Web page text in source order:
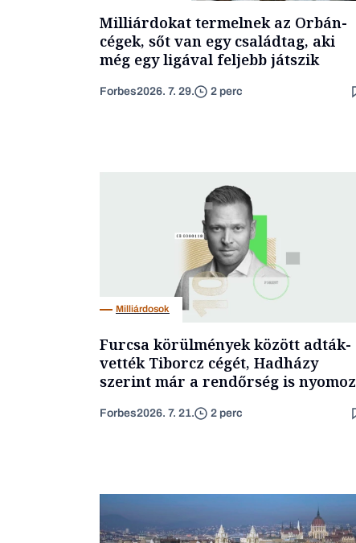
Milliárdokat termelnek az Orbán-
cégek, sőt van egy családtag, aki
még egy ligával feljebb játszik
Forbes2026. 7. 29. 2 perc
Milliárdosok
Furcsa körülmények között adták-
vették Tiborcz cégét, Hadházy
szerint már a rendőrség is nyomoz
Forbes2026. 7. 21. 2 perc